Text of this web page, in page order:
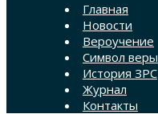
Главная
Новости
Вероучение
Символ веры
История ЗРС
Журнал
Контакты